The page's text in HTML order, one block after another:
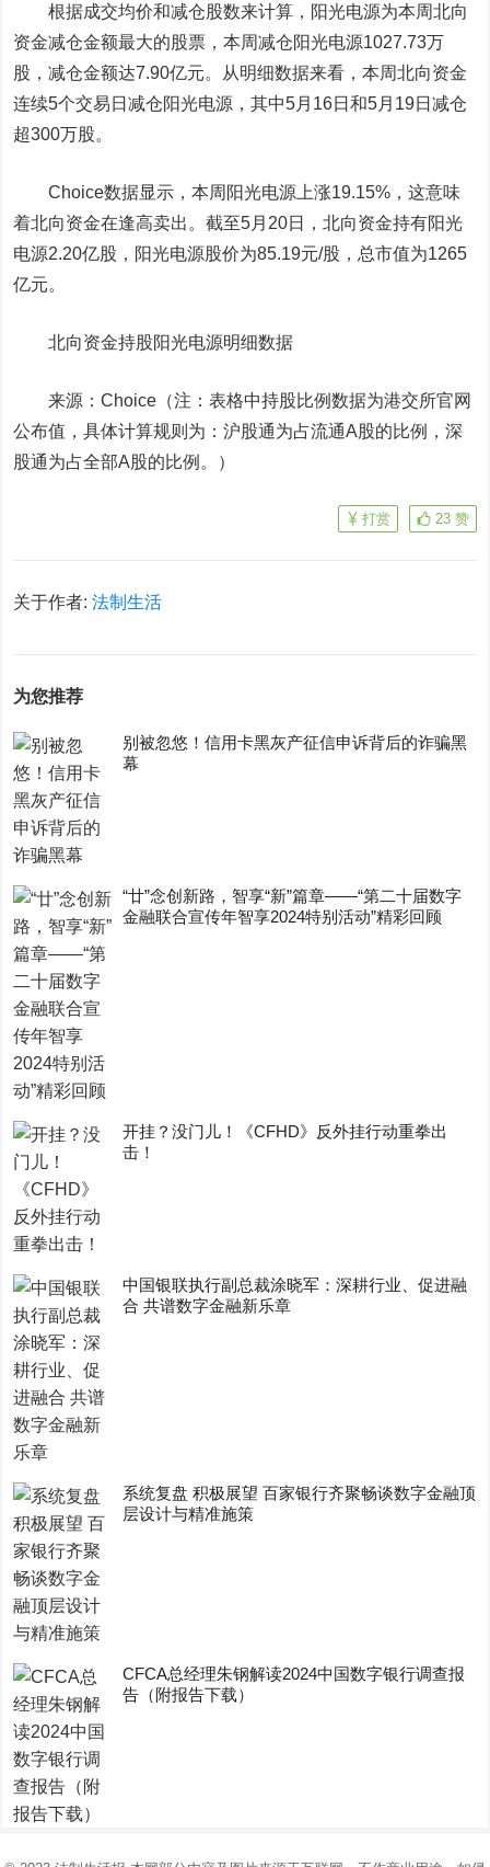
根据成交均价和减仓股数来计算，阳光电源为本周北向
资金减仓金额最大的股票，本周减仓阳光电源1027.73万
股，减仓金额达7.90亿元。从明细数据来看，本周北向资金
连续5个交易日减仓阳光电源，其中5月16日和5月19日减仓
超300万股。
Choice数据显示，本周阳光电源上涨19.15%，这意味
着北向资金在逢高卖出。截至5月20日，北向资金持有阳光
电源2.20亿股，阳光电源股价为85.19元/股，总市值为1265
亿元。
北向资金持股阳光电源明细数据
来源：Choice（注：表格中持股比例数据为港交所官网
公布值，具体计算规则为：沪股通为占流通A股的比例，深
股通为占全部A股的比例。）
23 赞
打赏
关于作者:法制生活
为您推荐
别被忽悠！信用卡黑灰产征信申诉背后的诈骗黑
幕
“廿”念创新路，智享“新”篇章——“第二十届数字
金融联合宣传年智享2024特别活动”精彩回顾
开挂？没门儿！《CFHD》反外挂行动重拳出
击！
中国银联执行副总裁涂晓军：深耕行业、促进融
合 共谱数字金融新乐章
系统复盘 积极展望 百家银行齐聚畅谈数字金融顶
层设计与精准施策
CFCA总经理朱钢解读2024中国数字银行调查报
告（附报告下载）